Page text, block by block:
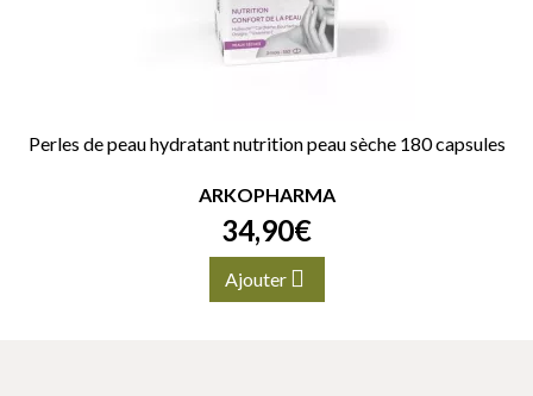
Perles de peau hydratant nutrition peau sèche 180 capsules
ARKOPHARMA
34,90€
Ajouter